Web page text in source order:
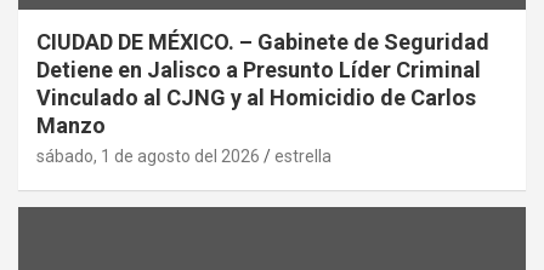
CIUDAD DE MÉXICO. – Gabinete de Seguridad
Detiene en Jalisco a Presunto Líder Criminal
Vinculado al CJNG y al Homicidio de Carlos
Manzo
sábado, 1 de agosto del 2026 estrella